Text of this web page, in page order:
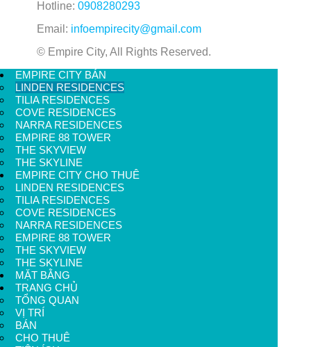
Linden Residences
cho những cư dân thành đạt mà còn là sản phẩm đầu
tư đầy tiềm năng tại khu đô thị được quy hoạch bài
bản bậc nhất TP.HCM. Với thiết kế sang trọng, vị trí
chiến lược và hệ tiện ích đẳng cấp,
Residenceslà biểu tượng cho một chuẩn mực sống
mới giữa lòng Thủ Thiêm – trung tâm tài chính mới
của thành phố.
Vui lòng liên hệ với chúng tôi để được tư vấn chi tiết
và xem thực tế dự án
Hotline:+84 908 280 293
Hotline: 0908280293
Email: infoempirecity@gmail.com
© Empire City, All Rights Reserved.
EMPIRE CITY BÁN
LINDEN RESIDENCES
TILIA RESIDENCES
COVE RESIDENCES
NARRA RESIDENCES
EMPIRE 88 TOWER
THE SKYVIEW
THE SKYLINE
EMPIRE CITY CHO THUÊ
LINDEN RESIDENCES
TILIA RESIDENCES
COVE RESIDENCES
NARRA RESIDENCES
EMPIRE 88 TOWER
THE SKYVIEW
THE SKYLINE
MẶT BẰNG
TRANG CHỦ
TỔNG QUAN
VỊ TRÍ
BÁN
CHO THUÊ